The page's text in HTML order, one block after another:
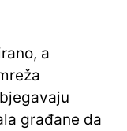
a
građane da